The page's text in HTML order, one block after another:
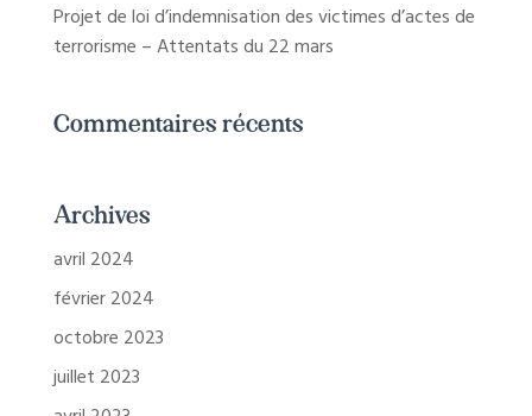
Projet de loi d’indemnisation des victimes d’actes de
terrorisme – Attentats du 22 mars
Commentaires récents
Archives
avril 2024
février 2024
octobre 2023
juillet 2023